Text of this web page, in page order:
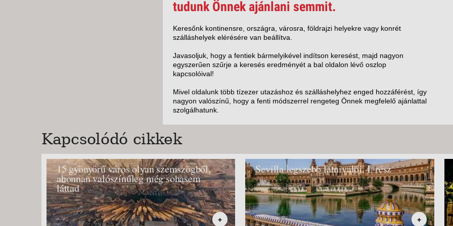
KÖZVETLEN
TENGERPARTI
SZÁLLODÁK
CSÚSZDÁVAL
BUDAVÁR TOURS
tudunk Önnek ajánlani semmit.
Keresőnk kontinensre, országra, városra, földrajzi helyekre vagy konrét
szálláshelyek elérésére van beállítva.
Javasoljuk, hogy a fentiek bármelyikével indítson keresést, majd nagyon
egyszerűen szűrje a keresés eredményét a bal oldalon lévő oszlop
kapcsolóival!
Mivel oldalunk több tízezer utazáshoz és szálláshelyhez enged hozzáférést, így
nagyon valószínű, hogy a fenti módszerrel rengeteg Önnek megfelelő ajánlattal
szolgálhatunk.
Kapcsolódó cikkek
15 gyönyörű város olyan szemszögből,
ahonnan valószínűleg még sohasem
láttad
+
Sevilla legszebb látnivalói, I. rész
+